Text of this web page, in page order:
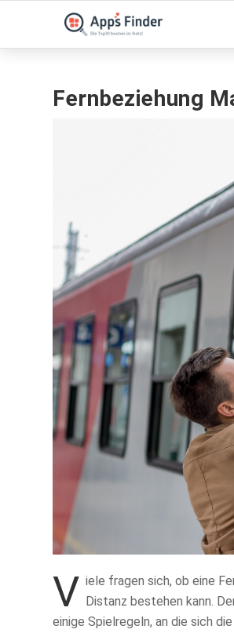
Fernbeziehung
V iele fragen sich, ob eine
Distanz bestehen kann.
einige Spielregeln, an die sich